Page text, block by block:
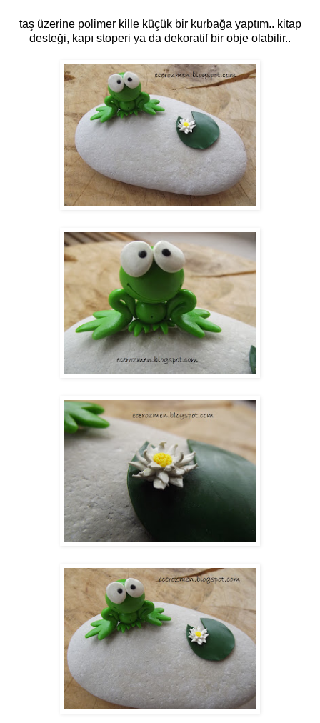
taş üzerine polimer kille küçük bir kurbağa yaptım.. kitap
desteği, kapı stoperi ya da dekoratif bir obje olabilir..